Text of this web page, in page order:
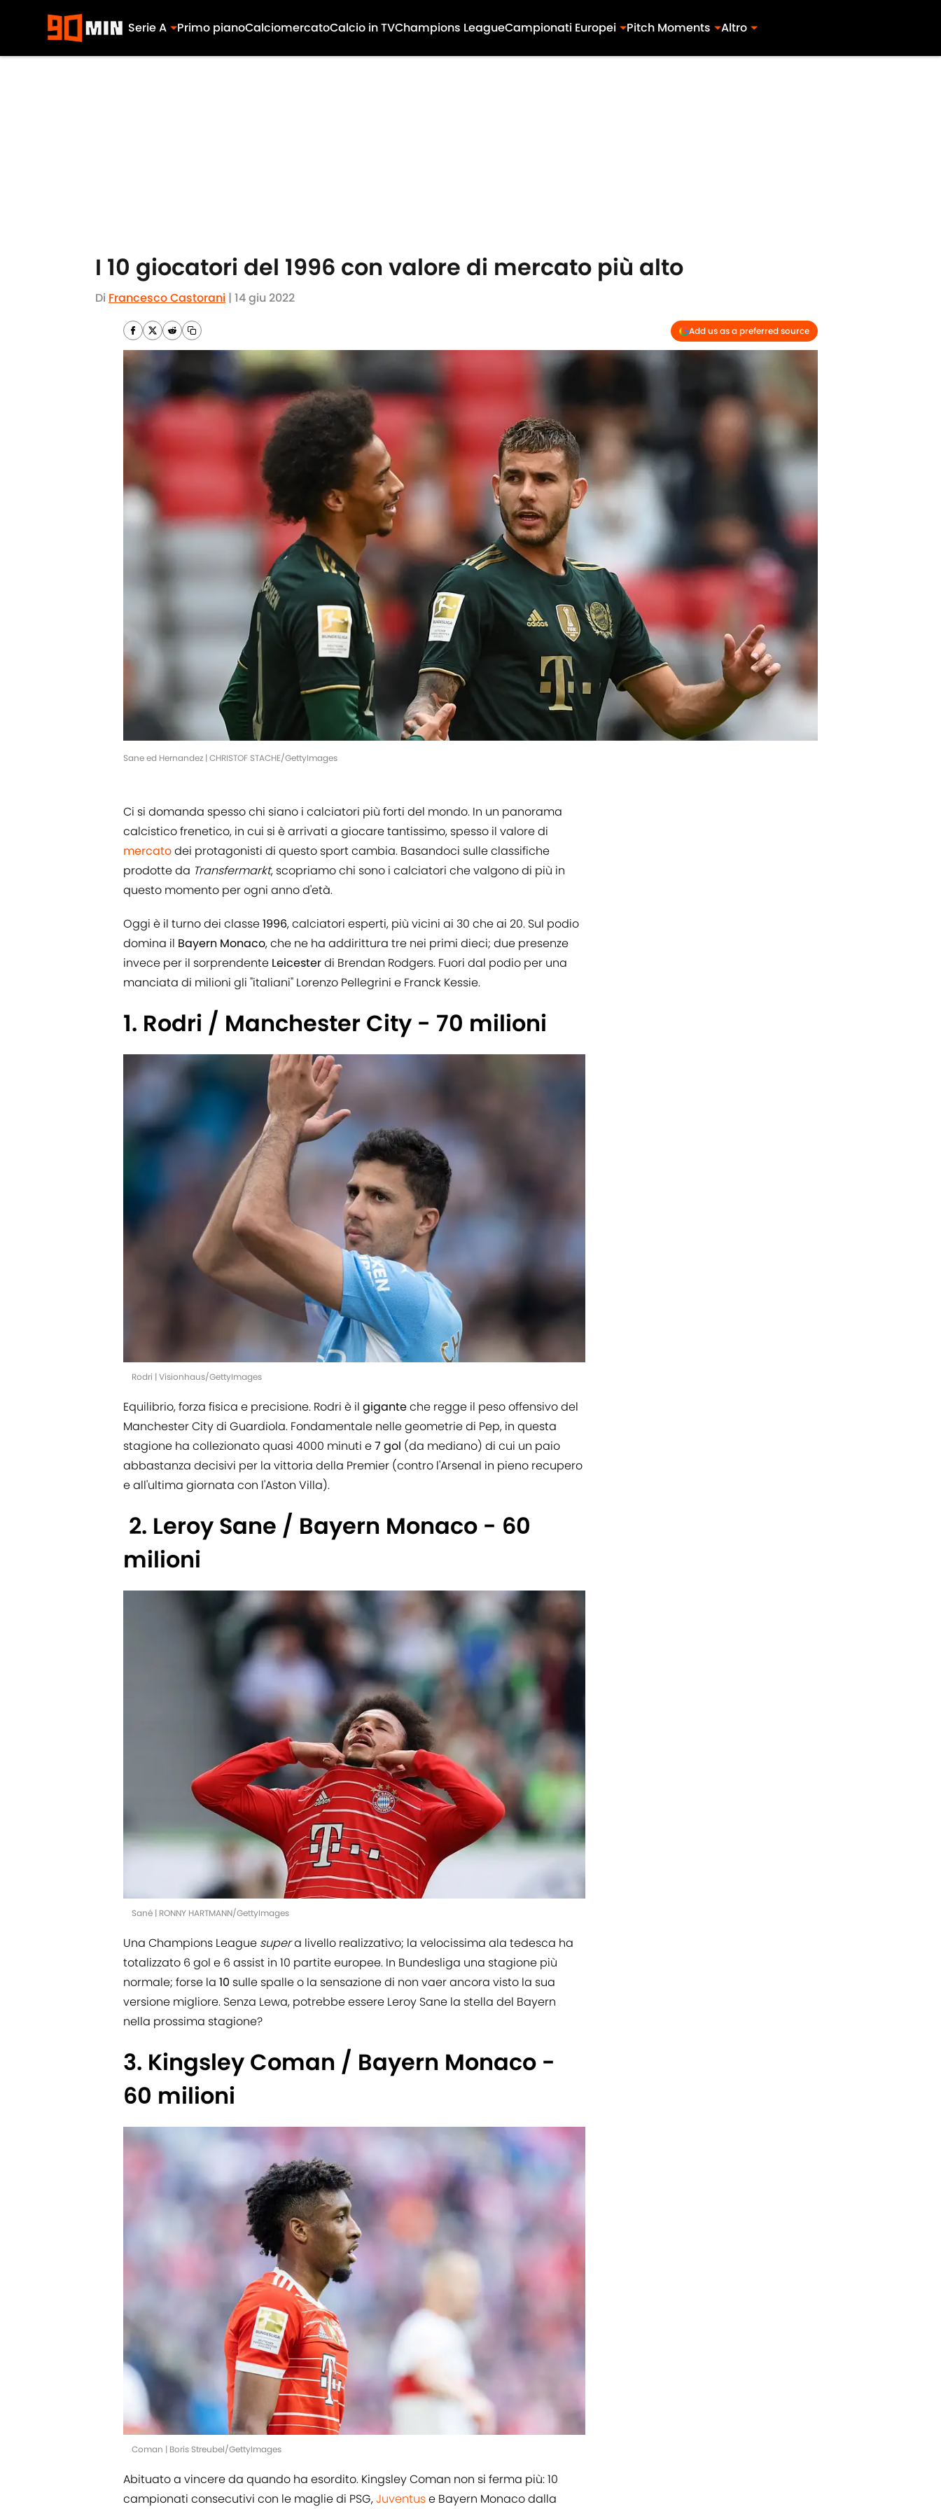
Serie A Primo pianoCalciomercatoCalcio in TVChampions LeagueCampionati Europei Pitch Moments Altro
I 10 giocatori del 1996 con valore di mercato più alto
Di Francesco Castorani | 14 giu 2022
Add us as a preferred source
Sane ed Hernandez | CHRISTOF STACHE/GettyImages
Ci si domanda spesso chi siano i calciatori più forti del mondo. In un panorama
calcistico frenetico, in cui si è arrivati a giocare tantissimo, spesso il valore di
mercatodei protagonisti di questo sport cambia. Basandoci sulle classifiche
prodotte da Transfermarkt, scopriamo chi sono i calciatori che valgono di più in
questo momento per ogni anno d'età.
Oggi è il turno dei classe1996, calciatori esperti, più vicini ai 30 che ai 20. Sul podio
domina il Bayern Monaco, che ne ha addirittura tre nei primi dieci; due presenze
invece per il sorprendente Leicesterdi Brendan Rodgers. Fuori dal podio per una
manciata di milioni gli "italiani" Lorenzo Pellegrini e Franck Kessie.
1. Rodri / Manchester City - 70 milioni
Rodri | Visionhaus/GettyImages
Equilibrio, forza fisica e precisione. Rodri è il giganteche regge il peso offensivo del
Manchester City di Guardiola. Fondamentale nelle geometrie di Pep, in questa
stagione ha collezionato quasi 4000 minuti e7 gol (da mediano) di cui un paio
abbastanza decisivi per la vittoria della Premier (contro l'Arsenal in pieno recupero
e all'ultima giornata con l'Aston Villa).
2. Leroy Sane / Bayern Monaco - 60
milioni
Sané | RONNY HARTMANN/GettyImages
Una Champions League supera livello realizzativo; la velocissima ala tedesca ha
totalizzato 6 gol e 6 assist in 10 partite europee. In Bundesliga una stagione più
normale; forse la 10 sulle spalle o la sensazione di non vaer ancora visto la sua
versione migliore. Senza Lewa, potrebbe essere Leroy Sane la stella del Bayern
nella prossima stagione?
3. Kingsley Coman / Bayern Monaco -
60 milioni
Coman | Boris Streubel/GettyImages
Abituato a vincere da quando ha esordito. Kingsley Coman non si ferma più: 10
campionati consecutivi con le maglie di PSG,Juventuse Bayern Monaco dalla